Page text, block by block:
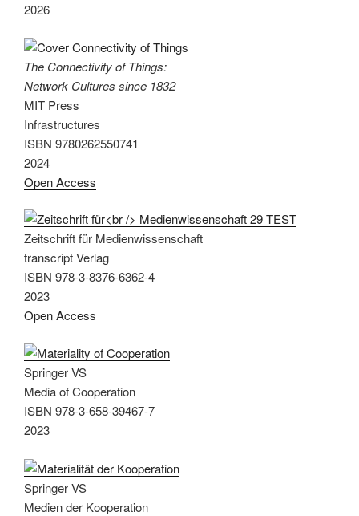
2026
The Connectivity of Things:
Network Cultures since 1832
MIT Press
Infrastructures
ISBN 9780262550741
2024
Open Access
Zeitschrift für Medienwissenschaft
transcript Verlag
ISBN 978-3-8376-6362-4
2023
Open Access
Springer VS
Media of Cooperation
ISBN 978-3-658-39467-7
2023
Springer VS
Medien der Kooperation